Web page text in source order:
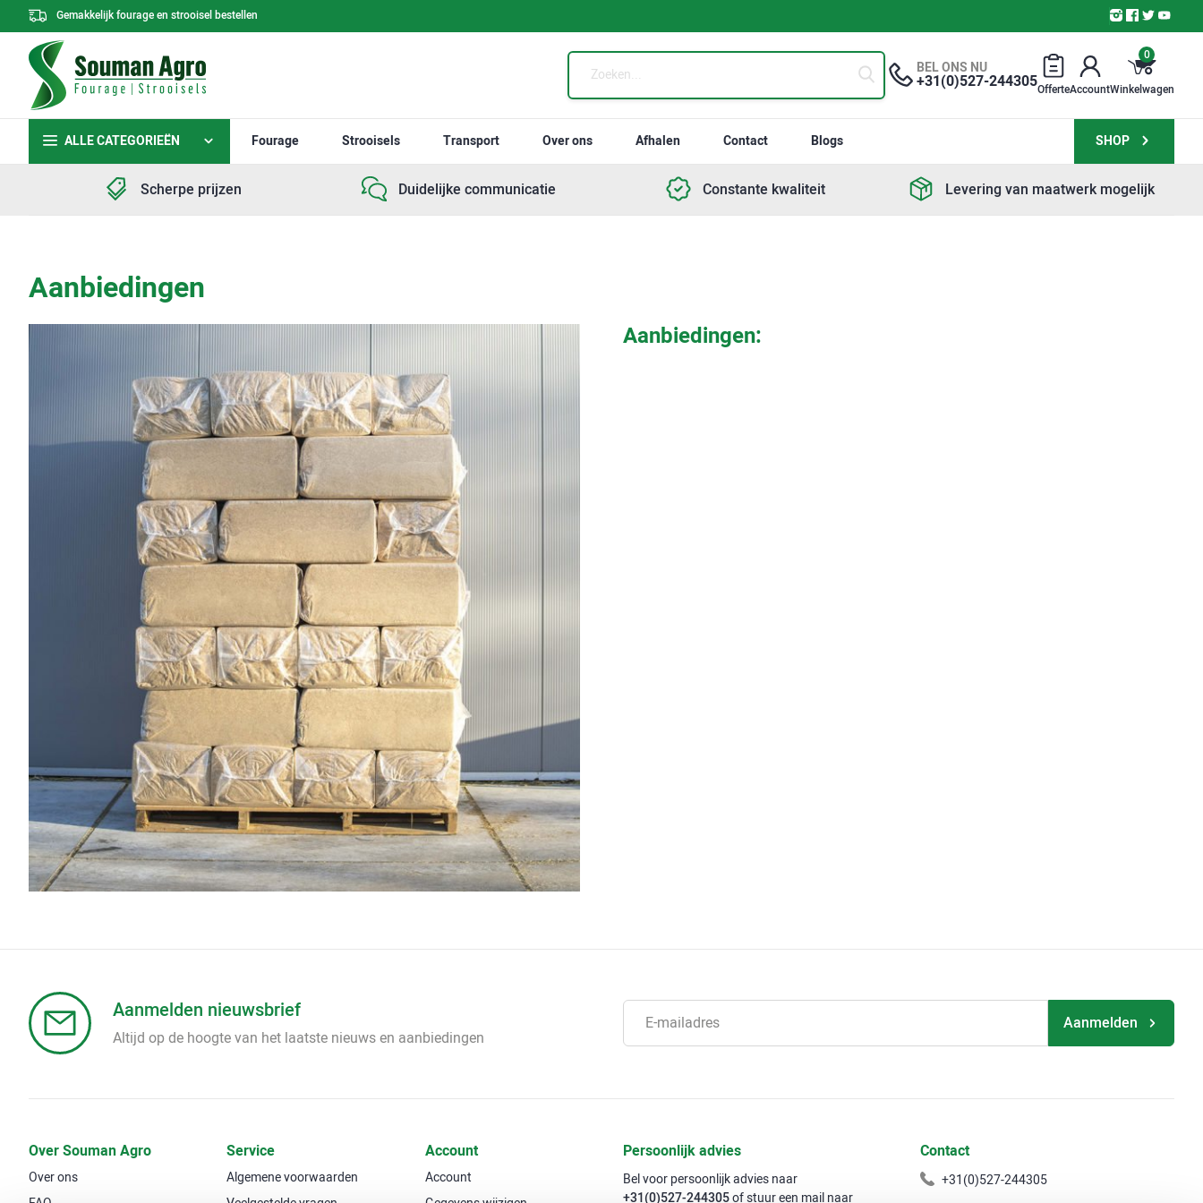
Gemakkelijk fourage en strooisel bestellen
BEL ONS NU
+31(0)527-244305OfferteAccount
0
Winkelwagen
ALLE CATEGORIEËN Fourage Strooisels Transport Over ons Afhalen Contact Blogs SHOP
Scherpe prijzen Duidelijke communicatie Constante kwaliteit Levering van maatwerk mogelijk
Aanbiedingen
Aanbiedingen:
Aanmelden nieuwsbrief
Altijd op de hoogte van het laatste nieuws en aanbiedingen
Aanmelden
Over Souman Agro
Over ons
Service
Algemene voorwaarden
Account
Account
Persoonlijk advies
Bel voor persoonlijk advies naar
+31(0)527-244305of stuur een mail naar
Contact
+31(0)527-244305